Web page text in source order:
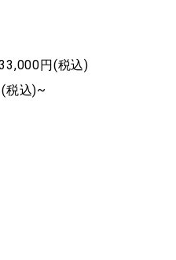
円(税込)
税込)~